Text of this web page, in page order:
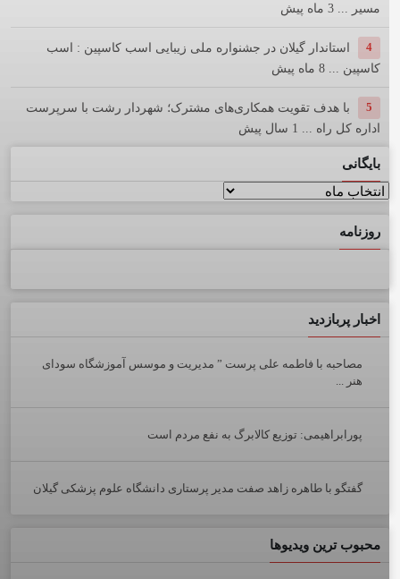
مسیر ...
استاندار گیلان در جشنواره ملی زیبایی اسب کاسپین : اسب
کاسپین ...
با هدف تقویت همکاری‌های مشترک؛ شهردار رشت با سرپرست
اداره کل راه ...
بایگانی
بایگانی
روزنامه
اخبار پربازدید
مصاحبه با فاطمه علی پرست ” مدیریت و موسس آموزشگاه سودای
هنر ...
پورابراهیمی: توزیع کالابرگ به نفع مردم است
گفتگو با طاهره زاهد صفت مدیر پرستاری دانشگاه علوم پزشکی گیلان
محبوب ترین ویدیوها